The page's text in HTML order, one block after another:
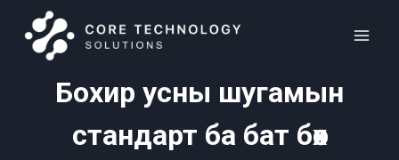
content
Бохир усны шугамын
стандарт ба бат бөх